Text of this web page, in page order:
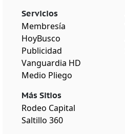
Servicios
Membresía
HoyBusco
Publicidad
Vanguardia HD
Medio Pliego
Más Sitios
Rodeo Capital
Saltillo 360